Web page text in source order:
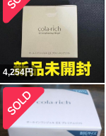
4,254円